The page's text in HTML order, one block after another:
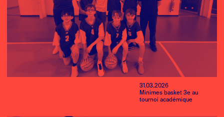
31.03.2026
Minimes basket 3e au
tournoi académique